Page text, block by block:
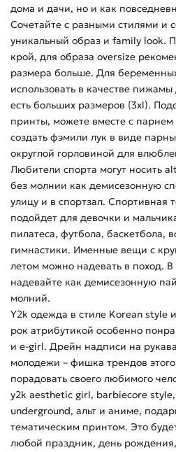
дома и дачи, но и как
Сочетайте с разными стилями и
уникальный образ и family look.
крой, для образа oversize
размера больше. Для
использовать в качестве
есть больших размеров (3xl).
принты, можете вместе с
создать фэмили лук в виде
округлой горловиной для
Любители спорта могут носить
без молнии как демисезонную
улицу и в спортзал. Спортивная
подойдет для девочки и
пилатеса, футбола, баскетбола,
гимнастики. Именные вещи с
летом можно надевать в поход.
надевайте как демисезонную
молний.
Y2k одежда в стиле Korean style
рок атрибутикой особенно
и e-girl. Дрейн надписи на
молодежи – фишка трендов этого
порадовать своего любимого
y2k aesthetic girl, barbiecore style,
underground, альт и аниме,
тематическим принтом. Это
любой праздник, день